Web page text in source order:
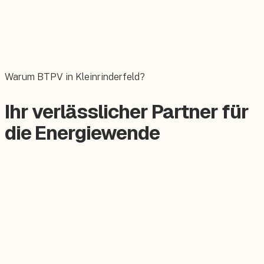
Warum BTPV in Kleinrinderfeld?
Ihr verlässlicher Partner für
die Energiewende